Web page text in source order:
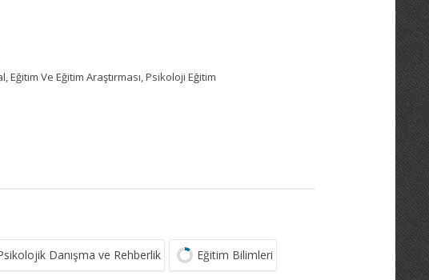
Ve Eğitim Araştırması, Psikoloji Eğitim
Danışma ve Rehberlik Eğitim Bilimleri